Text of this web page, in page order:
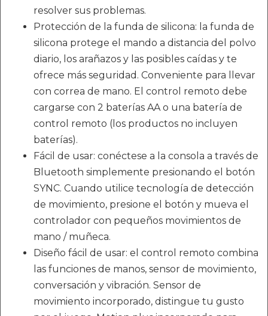
resolver sus problemas.
Protección de la funda de silicona: la funda de
silicona protege el mando a distancia del polvo
diario, los arañazos y las posibles caídas y te
ofrece más seguridad. Conveniente para llevar
con correa de mano. El control remoto debe
cargarse con 2 baterías AA o una batería de
control remoto (los productos no incluyen
baterías).
Fácil de usar: conéctese a la consola a través de
Bluetooth simplemente presionando el botón
SYNC. Cuando utilice tecnología de detección
de movimiento, presione el botón y mueva el
controlador con pequeños movimientos de
mano / muñeca.
Diseño fácil de usar: el control remoto combina
las funciones de manos, sensor de movimiento,
conversación y vibración. Sensor de
movimiento incorporado, distingue tu gusto